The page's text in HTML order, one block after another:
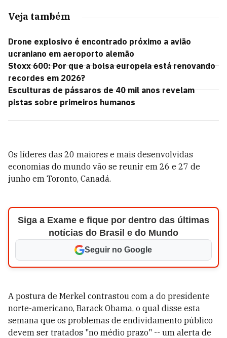
Veja também
Drone explosivo é encontrado próximo a avião
ucraniano em aeroporto alemão
Stoxx 600: Por que a bolsa europeia está renovando
recordes em 2026?
Esculturas de pássaros de 40 mil anos revelam
pistas sobre primeiros humanos
Os líderes das 20 maiores e mais desenvolvidas
economias do mundo vão se reunir em 26 e 27 de
junho em Toronto, Canadá.
Siga a Exame e fique por dentro das últimas
notícias do Brasil e do Mundo
Seguir no Google
A postura de Merkel contrastou com a do presidente
norte-americano, Barack Obama, o qual disse esta
semana que os problemas de endividamento público
devem ser tratados "no médio prazo" -- um alerta de